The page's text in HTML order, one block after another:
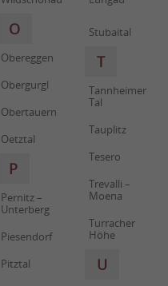
O
Obereggen
Obergurgl
Obertauern
Oetztal
P
Pernitz –
Unterberg
Piesendorf
Pitztal
Stubaital
T
Tannheimer
Tal
Tauplitz
Tesero
Trevalli –
Moena
Turracher
Höhe
U